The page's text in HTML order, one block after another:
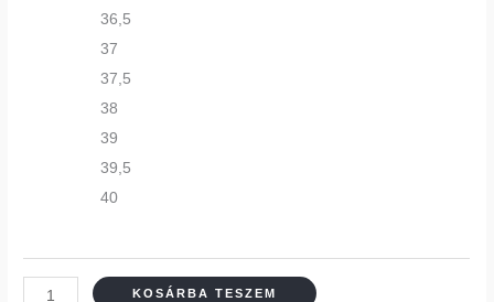
36,5
37
37,5
38
39
39,5
40
KOSÁRBA TESZEM